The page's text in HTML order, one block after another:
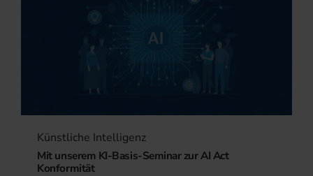
Künstliche Intelligenz
Mit unserem KI-Basis-Seminar zur AI Act
Konformität